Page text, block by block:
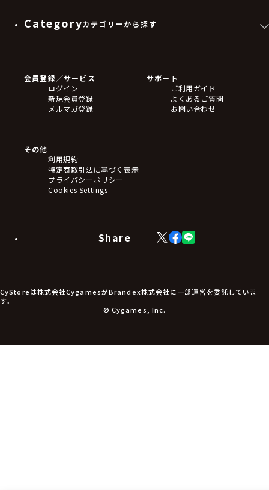
Categoryカテゴリーから探す
フィギュア
アクリルスタンド
バッジ
キーホルダー・ストラップ
ステッカー・シール・カード
タペストリー・ポスター
アームサポーター
ブレードホルダー
食品・飲料品
アパレル小物
アクセサリー
会員登録／サービス
ログイン
新規会員登録
メルマガ登録
サポート
ご利用ガイド
よくあるご質問
お問い合わせ
その他
利用規約
特定商取引法に基づく表示
プライバシーポリシー
Cookies Settings
Share
X
(Twitter)
Facebook
LINE
CyStoreは株式会社CygamesがBrandex株式会社に一部運営を委託していま
す。
© Cygames, Inc.